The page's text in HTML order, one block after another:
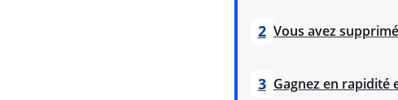
2 Vous avez
3 Gagnez en rapidité